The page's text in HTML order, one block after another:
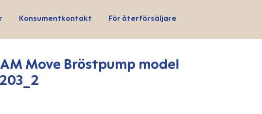
Konsumentkontakt För återförsäljare
Move Bröstpump model